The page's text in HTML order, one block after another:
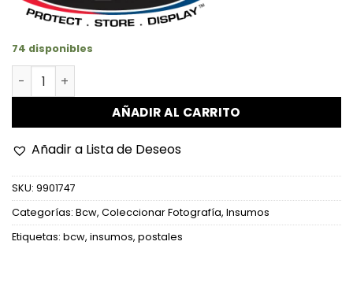
74 disponibles
Fundas Para Postales cantidad
AÑADIR AL CARRITO
Añadir a Lista de Deseos
SKU: 9901747
Categorías: Bcw, Coleccionar Fotografía, Insumos
Etiquetas: bcw, insumos, postales